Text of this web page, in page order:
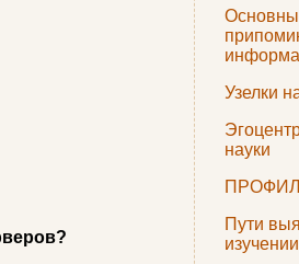
Узелки
науки
Пути